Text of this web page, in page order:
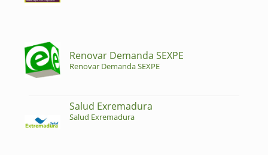
Renovar Demanda SEXPE
Renovar Demanda SEXPE
Salud Exremadura
Salud Exremadura